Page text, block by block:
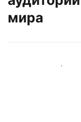
мира
Привлечь новых